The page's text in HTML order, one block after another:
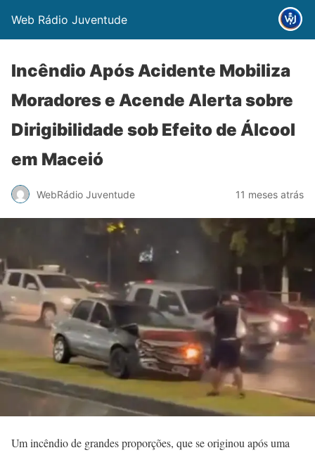
Web Rádio Juventude
Incêndio Após Acidente Mobiliza
Moradores e Acende Alerta sobre
Dirigibilidade sob Efeito de Álcool
em Maceió
WebRádio Juventude 11 meses atrás
Um incêndio de grandes proporções, que se originou após uma